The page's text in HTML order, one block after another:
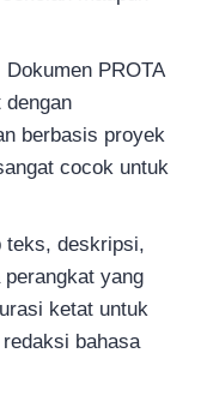
Dokumen PROTA
berbasis proyek
cocok untuk
teks, deskripsi,
yang
ketat untuk
bahasa